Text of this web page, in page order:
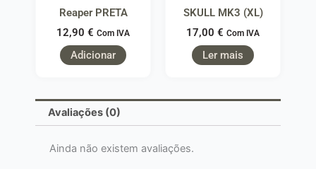
Reaper PRETA
12,90 € Com IVA
Adicionar
SKULL MK3 (XL)
17,00 € Com IVA
Ler mais
Avaliações (0)
Ainda não existem avaliações.